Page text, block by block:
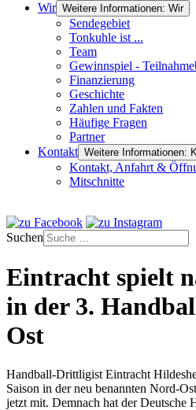
Wir Weitere Informationen: Wir
Sendegebiet
Tonkuhle ist ...
Team
Gewinnspiel -
Finanzierung
Geschichte
Zahlen und Fakten
Häufige Fragen
Partner
Kontakt Weitere Informationen:
Kontakt, Anfahrt &
Mitschnitte
Suchen
Eintracht spielt
in der 3.
Ost
Handball-Drittligist Eintracht
Saison in der neu benannten Nord-
jetzt mit. Demnach hat der Deutsche